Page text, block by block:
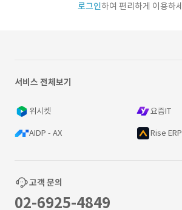
로그인하여 편리하게 이용하
서비스 전체보기
위시켓 요즘IT
AIDP - AX Rise ERP
고객 문의
02-6925-4849